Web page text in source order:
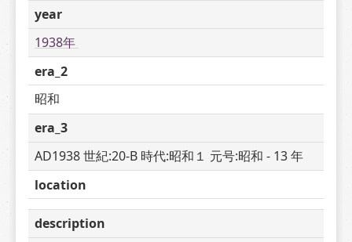
year
1938年
era_2
昭和
era_3
AD1938 世紀:20-B 時代:昭和１ 元号:昭和 - 13 年
location
description